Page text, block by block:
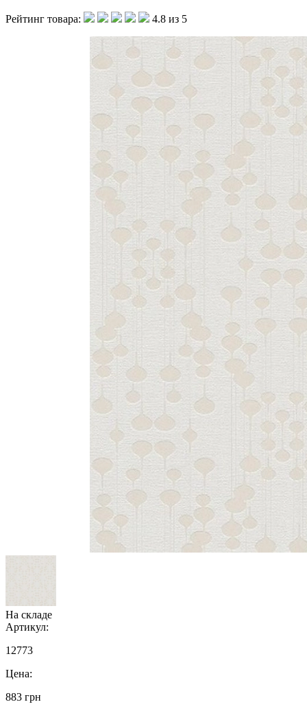
Рейтинг товара: 4.8 из 5
На складе
Артикул:
12773
Цена:
883 грн